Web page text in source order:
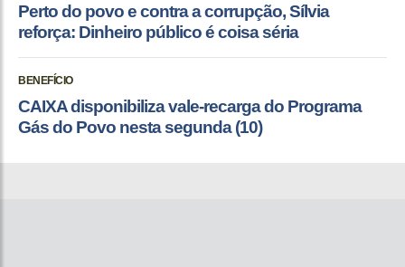
Perto do povo e contra a corrupção, Sílvia
reforça: Dinheiro público é coisa séria
BENEFÍCIO
CAIXA disponibiliza vale-recarga do Programa
Gás do Povo nesta segunda (10)